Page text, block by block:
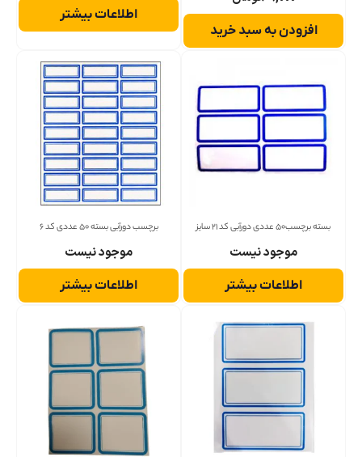
افزودن به سبد خرید
اطلاعات بیشتر
بسته برچسب50 عددی دورآبی کد 21 سایز
موجود نیست
اطلاعات بیشتر
برچسب دورآبی بسته 50 عددی کد 6
موجود نیست
اطلاعات بیشتر